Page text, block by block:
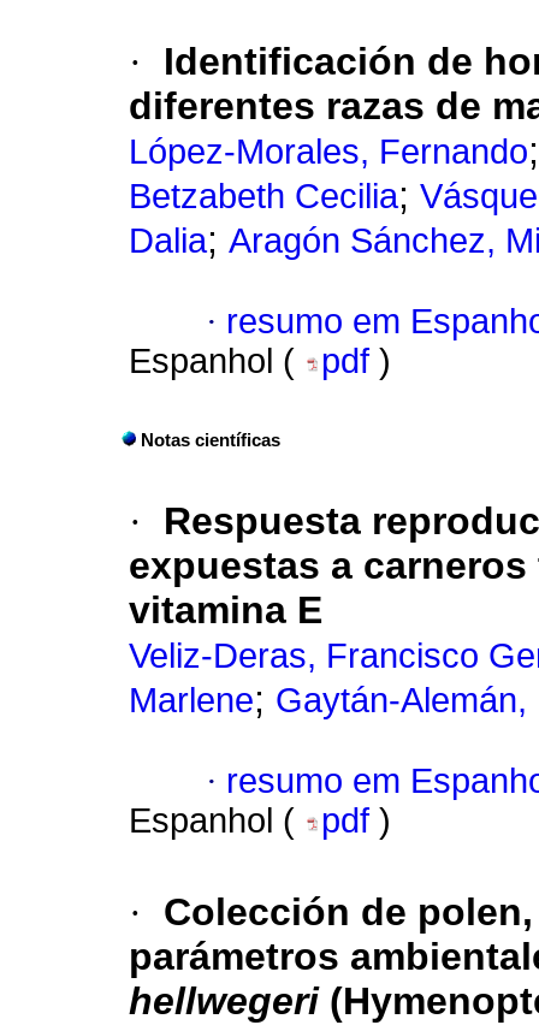
·
Identificación de
diferentes razas de
López-Morales, Fernando
Betzabeth Cecilia;
Dalia; Aragón Sánchez,
· resumo em
Espanhol (
pdf )
Notas científicas
·
Respuesta
expuestas a
vitamina E
Veliz-Deras, Francisco
Marlene; Gaytán-
· resumo em
Espanhol (
pdf )
·
Colección de
parámetros
hellwegeri